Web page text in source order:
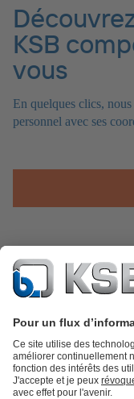
KSB
vous
En quelques clics,
personnel avec ses